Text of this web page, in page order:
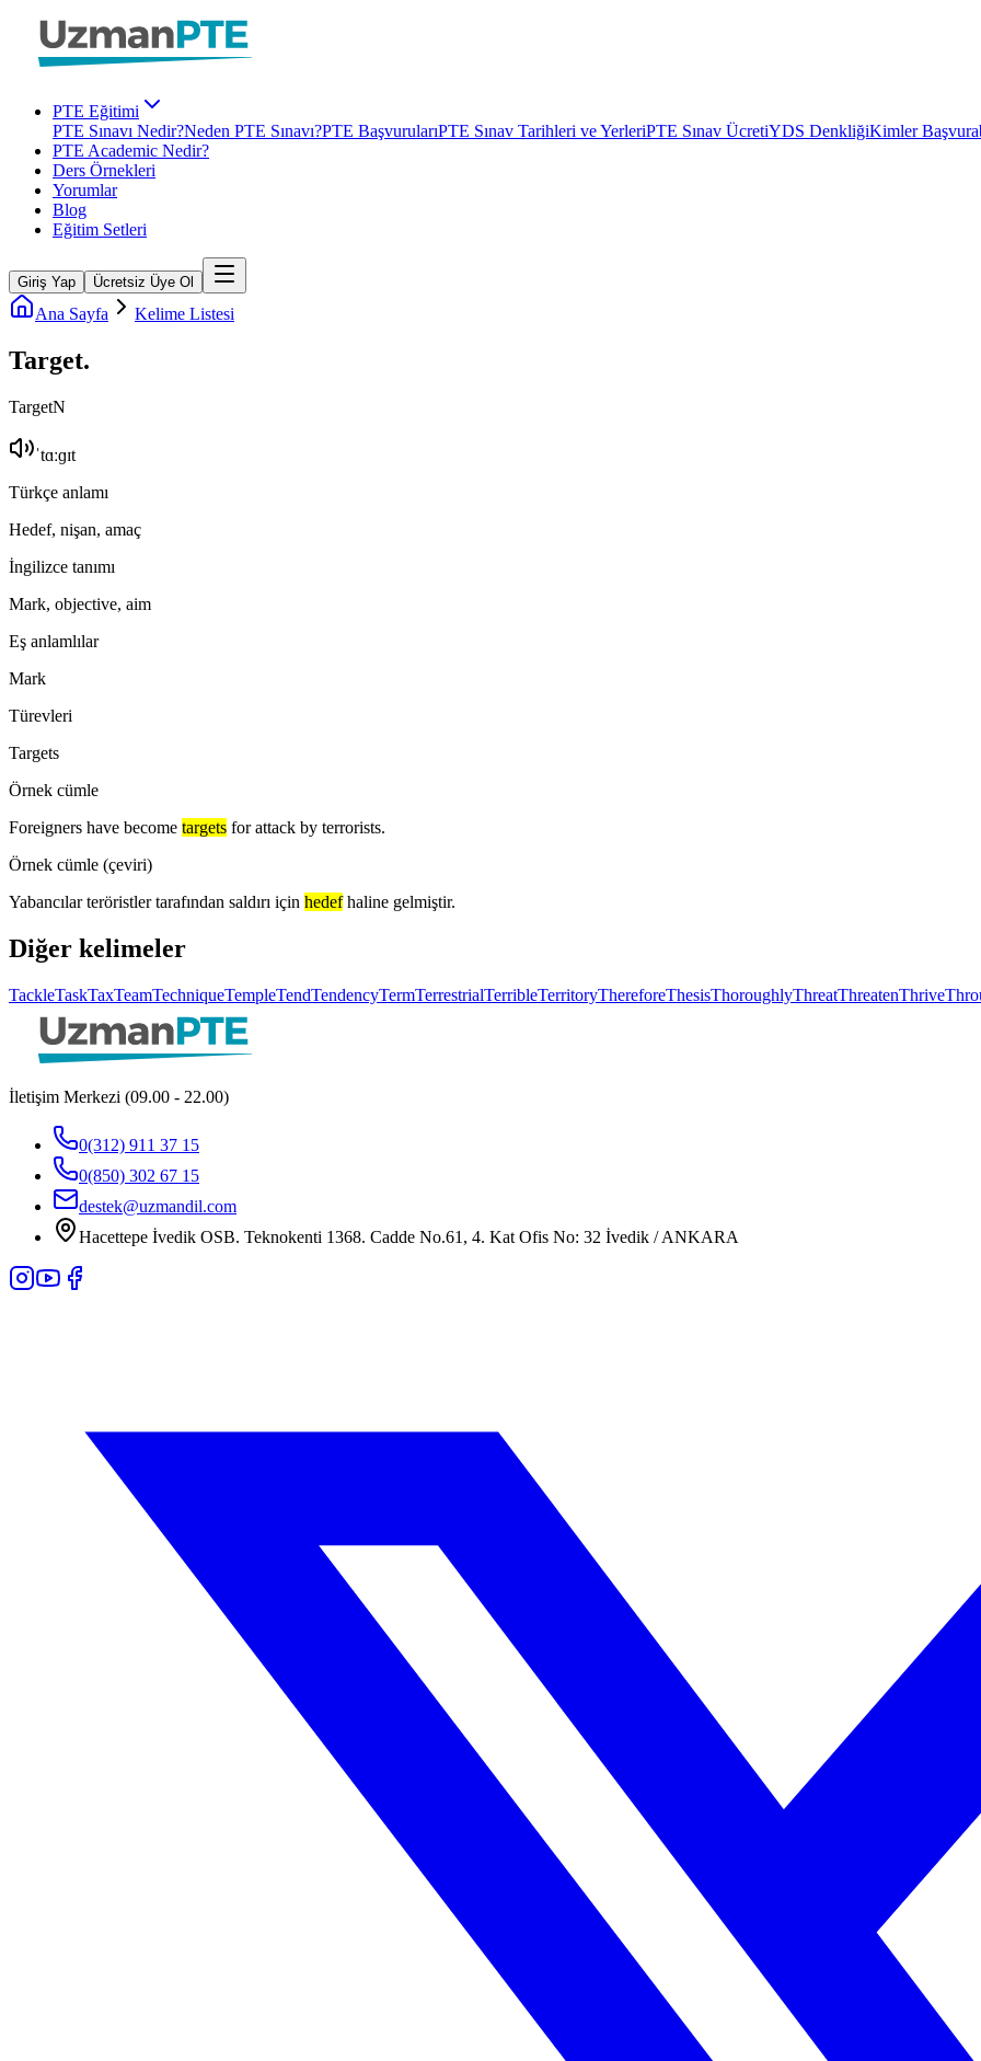
PTE Eğitimi
PTE Sınavı Nedir?Neden PTE Sınavı?PTE BaşvurularıPTE Sınav Tarihleri ve YerleriPTE Sınav ÜcretiYDS DenkliğiKimler
PTE Academic Nedir?
Ders Örnekleri
Yorumlar
Blog
Eğitim Setleri
Giriş Yap Ücretsiz Üye Ol
Ana Sayfa Kelime Listesi
Target.
TargetN
ˈtɑːɡɪt
Türkçe anlamı
Hedef, nişan, amaç
İngilizce tanımı
Mark, objective, aim
Eş anlamlılar
Mark
Türevleri
Targets
Örnek cümle
Foreigners have become targets for attack by terrorists.
Örnek cümle (çeviri)
Yabancılar teröristler tarafından saldırı için hedef haline gelmiştir.
Diğer kelimeler
TackleTaskTaxTeamTechniqueTempleTendTendencyTermTerrestrialTerribleTerritoryThereforeThesisThoroughlyThreatThreatenThrive
İletişim Merkezi (09.00 - 22.00)
0(312) 911 37 15
0(850) 302 67 15
destek@uzmandil.com
Hacettepe İvedik OSB. Teknokenti 1368. Cadde No.61, 4. Kat Ofis No: 32 İvedik / ANKARA